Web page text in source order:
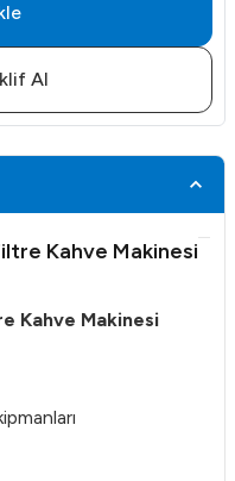
Al
Kahve Makinesi
Kahve Makinesi